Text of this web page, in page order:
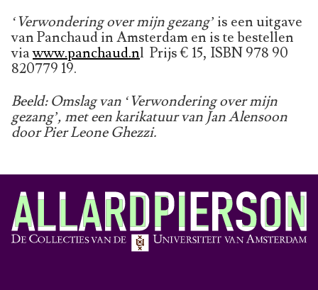
‘Verwondering over mijn gezang’ is een uitgave
van Panchaud in Amsterdam en is te bestellen
viawww.panchaud.nl Prijs € 15, ISBN 978 90
820779 19.
Beeld: Omslag van ‘Verwondering over mijn
gezang’, met een karikatuur van Jan Alensoon
door Pier Leone Ghezzi.